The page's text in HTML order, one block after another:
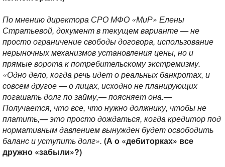
По мнению директора СРО МФО «МиР» Елены
Стратьевой, документ в текущем варианте — не
просто ограничение свободы договора, использование
нерыночных механизмов установления цены, но и
прямые ворота к потребительскому экстремизму.
«Одно дело, когда речь идет о реальных банкротах, и
совсем другое — о лицах, исходно не планирующих
погашать долг по займу,— поясняет она.—
Получается, что все, что нужно должнику, чтобы не
платить,— это просто дождаться, когда кредитор под
нормативным давлением вынужден будет освободить
баланс и уступить долг». (А о «дебиторках» все
дружно «забыли»?)